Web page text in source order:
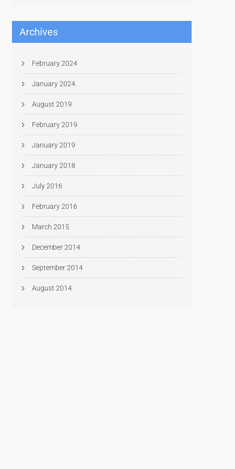
Archives
February 2024
January 2024
August 2019
February 2019
January 2019
January 2018
July 2016
February 2016
March 2015
December 2014
September 2014
August 2014